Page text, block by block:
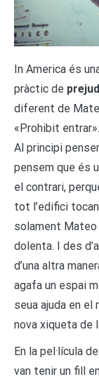
In America és
pràctic de
diferent de
«Prohibit entrar».
Al principi
pensem que és
el contrari,
tot l’edifici
solament Mateo
dolenta. I des
d’una altra
agafa un espai
seua ajuda en el
nova xiqueta de
En la pel·lícula
van tenir un fill